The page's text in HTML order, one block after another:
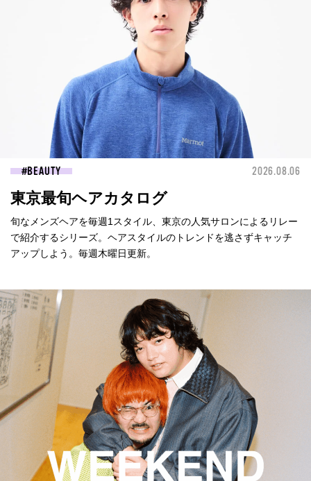
BEAUTY 2026.08.06
東京最旬ヘアカタログ
旬なメンズヘアを毎週1スタイル、東京の人気サロンによるリレー
で紹介するシリーズ。ヘアスタイルのトレンドを逃さずキャッチ
アップしよう。毎週木曜日更新。